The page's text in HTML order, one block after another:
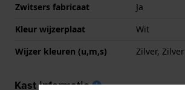
Zwitsers fabricaat
Ja
Kleur wijzerplaat
Wit
Wijzer kleuren (u,m,s)
Zilver, Zilver
Kast informatie